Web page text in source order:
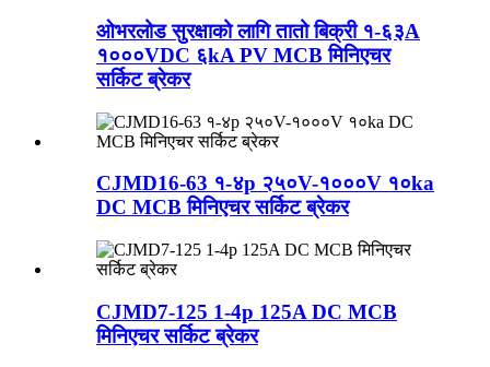
ओभरलोड सुरक्षाको लागि तातो बिक्री १-६३A
१०००VDC ६kA PV MCB मिनिएचर
सर्किट ब्रेकर
CJMD16-63 १-४p २५०V-१०००V १०ka
DC MCB मिनिएचर सर्किट ब्रेकर
CJMD7-125 1-4p 125A DC MCB
मिनिएचर सर्किट ब्रेकर